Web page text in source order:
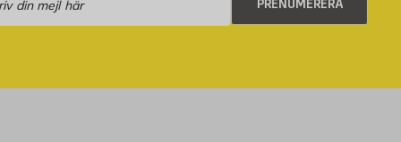
PRENUMERERA